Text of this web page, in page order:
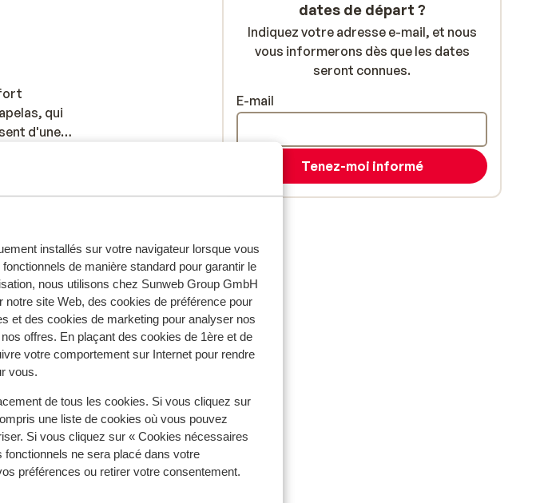
installés sur votre navigateur lorsque vous
de manière standard pour garantir le
nous utilisons chez Sunweb Group GmbH
site Web, des cookies de préférence pour
et des cookies de marketing pour analyser nos
offres. En plaçant des cookies de 1ère et de
votre comportement sur Internet pour rendre
vous.
de tous les cookies. Si vous cliquez sur
une liste de cookies où vous pouvez
Si vous cliquez sur « Cookies nécessaires
ne sera placé dans votre
préférences ou retirer votre consentement.
qui
d'une
ou
Âncora,
Envie
explorer
une
boisson
en
avec notre produit.
Réservé principalement par couples
14 sept. 2025
met donker en zwaar
met donker en zwaar
dates de départ ?
Indiquez votre adresse e-mail, et nous
vous informerons dès que les dates
seront connues.
E-mail
Tenez-moi informé